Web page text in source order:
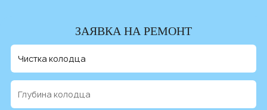
ЗАЯВКА НА РЕМОНТ